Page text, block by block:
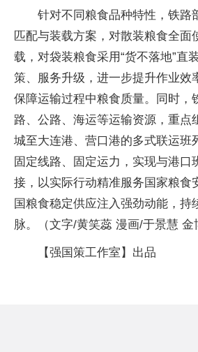
针对不同粮食品种特性，铁路
匹配与装载方案，对散装粮食全面
载，对袋装粮食采用“货不落地”直
策、服务升级，进一步提升作业效
保障运输过程中粮食质量。同时，
路、公路、海运等运输资源，重点
城至大连港、营口港的多式联运班
固定线路、固定运力，实现与港口
接，以实际行动精准服务国家粮食
国粮食稳定供应注入强劲动能，持
脉。（文字/黄笑蕊 漫画/于景慧 金
【强国策工作室】出品